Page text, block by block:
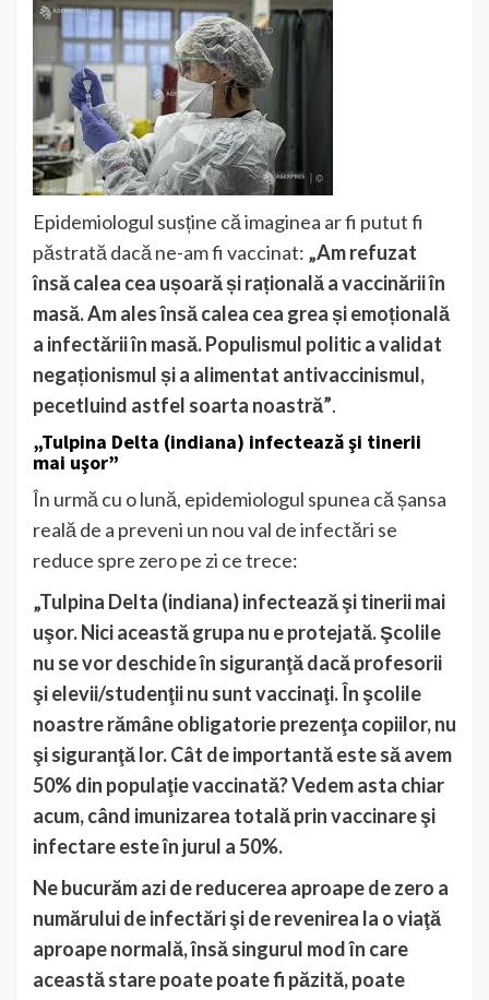
Epidemiologul susține că imaginea ar fi putut fi
păstrată dacă ne-am fi vaccinat: „Am refuzat
însă calea cea ușoară și rațională a vaccinării în
masă. Am ales însă calea cea grea și emoțională
a infectării în masă. Populismul politic a validat
negaționismul și a alimentat antivaccinismul,
pecetluind astfel soarta noastră”.
„Tulpina Delta (indiana) infectează şi tinerii
mai uşor”
În urmă cu o lună, epidemiologul spunea că șansa
reală de a preveni un nou val de infectări se
reduce spre zero pe zi ce trece:
„Tulpina Delta (indiana) infectează şi tinerii mai
uşor. Nici această grupa nu e protejată. Şcolile
nu se vor deschide în siguranţă dacă profesorii
şi elevii/studenţii nu sunt vaccinaţi. În şcolile
noastre rămâne obligatorie prezenţa copiilor, nu
şi siguranţă lor. Cât de importantă este să avem
50% din populaţie vaccinată? Vedem asta chiar
acum, când imunizarea totală prin vaccinare şi
infectare este în jurul a 50%.
Ne bucurăm azi de reducerea aproape de zero a
numărului de infectări şi de revenirea la o viaţă
aproape normală, însă singurul mod în care
această stare poate poate fi păzită, poate